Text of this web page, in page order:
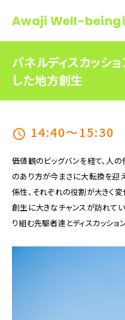
Awaji Well-being
パネルディスカッシ
した地方創生
schedule 14:40～15:30
価値観のビッグバンを経て、人
のあり方が今まさに大転換を迎
係性、それぞれの役割が大きく
創生に大きなチャンスが訪れて
り組む先駆者達とディスカッショ